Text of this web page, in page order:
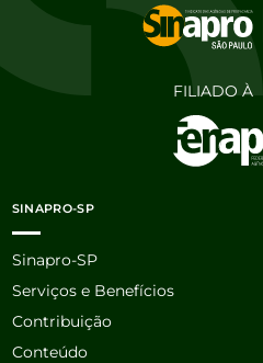
FILIADO À
SINAPRO-SP
Sinapro-SP
Serviços e Benefícios
Contribuição
Conteúdo